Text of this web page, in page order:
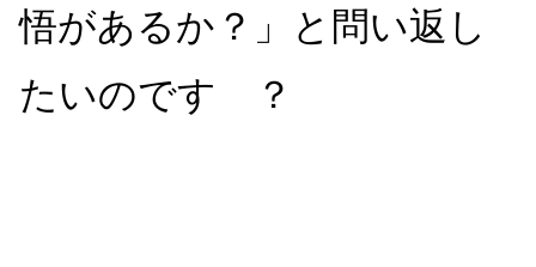
悟があるか？」と問い返し
たいのです ？